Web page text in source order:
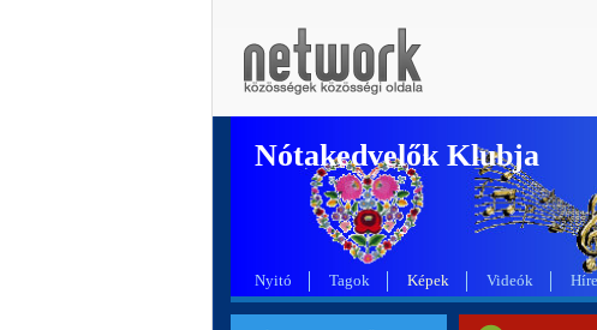
Nótakedvelők Klubja
Nyitó Tagok Képek Videók